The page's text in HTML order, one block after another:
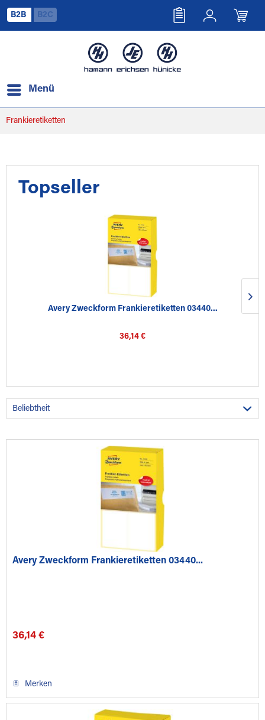
B2B B2C
Menü
Frankieretiketten
Topseller
Avery Zweckform Frankieretiketten 03440...
36,14 €
Avery Zweckform Frankieretiketten 03440...
36,14 €
Merken